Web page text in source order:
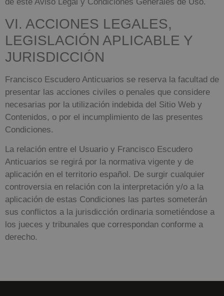
de este Aviso Legal y Condiciones Generales de Uso.
VI. ACCIONES LEGALES,
LEGISLACIÓN APLICABLE Y
JURISDICCIÓN
Francisco Escudero Anticuarios se reserva la facultad de
presentar las acciones civiles o penales que considere
necesarias por la utilización indebida del Sitio Web y
Contenidos, o por el incumplimiento de las presentes
Condiciones.
La relación entre el Usuario y Francisco Escudero
Anticuarios se regirá por la normativa vigente y de
aplicación en el territorio español. De surgir cualquier
controversia en relación con la interpretación y/o a la
aplicación de estas Condiciones las partes someterán
sus conflictos a la jurisdicción ordinaria sometiéndose a
los jueces y tribunales que correspondan conforme a
derecho.